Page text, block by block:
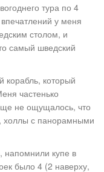
тура по 4
у меня
столом, и
самый шведский
который
частенько
не ощущалось, что
холлы с панорамными
напомнили купе в
было 4 (2 наверху,